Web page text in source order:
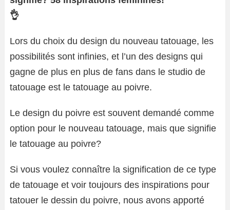
👌
Lors du choix du design du nouveau tatouage, les
possibilités sont infinies, et l’un des designs qui
gagne de plus en plus de fans dans le studio de
tatouage est le tatouage au poivre.
Le design du poivre est souvent demandé comme
option pour le nouveau tatouage, mais que signifie
le tatouage au poivre?
Si vous voulez connaître la signification de ce type
de tatouage et voir toujours des inspirations pour
tatouer le dessin du poivre, nous avons apporté